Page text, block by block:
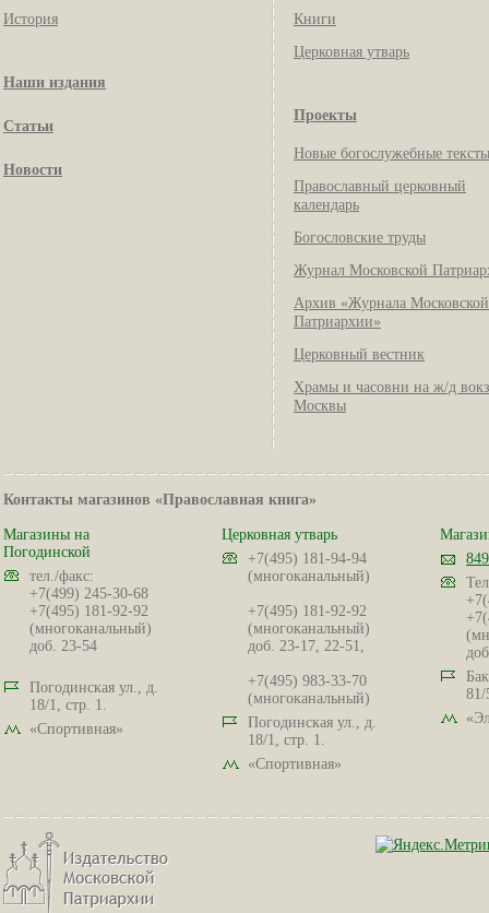
История
Наши издания
Статьи
Новости
Книги
Церковная утварь
Проекты
Новые богослужебные тексты
Православный церковный
календарь
Богословские труды
Журнал Московской
Архив «Журнала Московской
Патриархии»
Церковный вестник
Храмы и часовни на ж/д
Москвы
Контакты магазинов «Православная книга»
Магазины на
Погодинской
тел./факс:
+7(499) 245-30-68
+7(495) 181-92-92
(многоканальный)
доб. 23-54
Погодинская ул., д.
18/1, стр. 1.
«Спортивная»
Церковная утварь
+7(495) 181-94-94
(многоканальный)
+7(495) 181-92-92
(многоканальный)
доб. 23-17, 22-51,
+7(495) 983-33-70
(многоканальный)
Погодинская ул., д.
18/1, стр. 1.
«Спортивная»
81/